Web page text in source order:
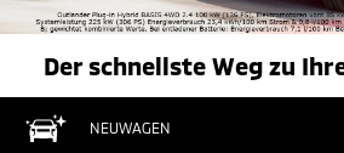
Der schnellste Weg zu
NEUWAGEN